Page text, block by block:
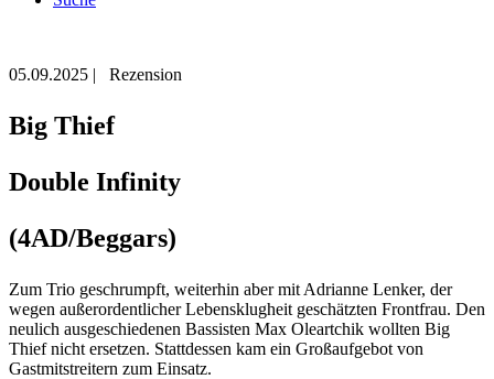
05.09.2025 | Rezension
Big Thief
Double Infinity
(4AD/Beggars)
Zum Trio geschrumpft, weiterhin aber mit Adrianne Lenker, der
wegen außerordentlicher Lebensklugheit geschätzten Frontfrau. Den
neulich ausgeschiedenen Bassisten Max Oleartchik wollten Big
Thief nicht ersetzen. Stattdessen kam ein Großaufgebot von
Gastmitstreitern zum Einsatz.